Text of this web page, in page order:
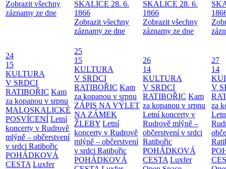
Zobrazit všechny
záznamy ze dne
SKALICE 28. 6.
1866
Zobrazit všechny
záznamy ze dne
SKALICE 28. 6.
1866
Zobrazit všechny
záznamy ze dne
24
15
KULTURA
V SRDCI
RATIBOŘIC Kam
za kopanou v srpnu
MALOSKALICKÉ
POSVÍCENÍ Letní
koncerty v Rudrově
mlýně – občerstvení
v srdci Ratibořic
POHÁDKOVÁ
CESTA Luxfer
25
15
KULTURA
V SRDCI
RATIBOŘIC Kam
za kopanou v srpnu
ZÁPIS NA VÝLET
NA ZÁMEK
ŽLEBY Letní
koncerty v Rudrově
mlýně – občerstvení
v srdci Ratibořic
POHÁDKOVÁ
26
14
KULTURA
V SRDCI
RATIBOŘIC Kam
za kopanou v srpnu
Letní koncerty v
Rudrově mlýně –
občerstvení v srdci
Ratibořic
POHÁDKOVÁ
CESTA Luxfer
27
14
V
za